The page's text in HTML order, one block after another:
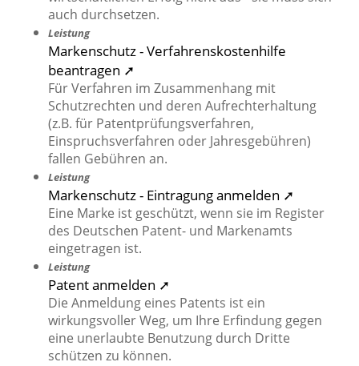
auch durchsetzen.
Leistung
Markenschutz - Verfahrenskostenhilfe
beantragen ➚
Für Verfahren im Zusammenhang mit
Schutzrechten und deren Aufrechterhaltung
(z.B. für Patentprüfungsverfahren,
Einspruchsverfahren oder Jahresgebühren)
fallen Gebühren an.
Leistung
Markenschutz - Eintragung anmelden ➚
Eine Marke ist geschützt, wenn sie im Register
des Deutschen Patent- und Markenamts
eingetragen ist.
Leistung
Patent anmelden ➚
Die Anmeldung eines Patents ist ein
wirkungsvoller Weg, um Ihre Erfindung gegen
eine unerlaubte Benutzung durch Dritte
schützen zu können.